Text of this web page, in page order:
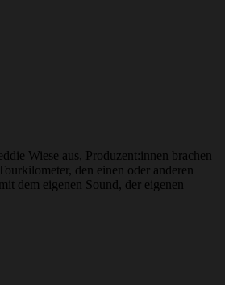
Wiese aus, Produzent:innen brachen
den einen oder anderen
dem eigenen Sound, der eigenen